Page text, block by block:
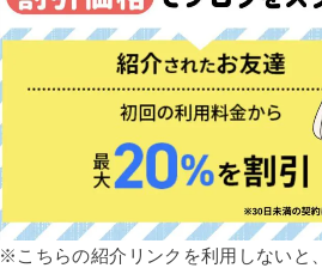
※こちらの紹介リンクを利用しないと、